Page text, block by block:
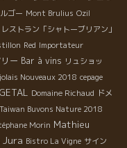
ゴー Mont Brulius Ozil
レストラン「シャトーブリアン」
Red Importateur
ー Bar à vins リュショッ
Nouveaux 2018 cepage
Domaine Richaud ドメ
Taiwan Buvons Nature 2018
Morin Mathieu
Jura Bistro La Vigne サイン